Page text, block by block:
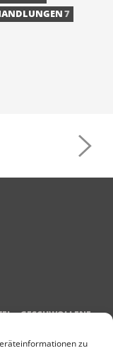
zu
7
– GESCHWOLLENE
7 TIPPS